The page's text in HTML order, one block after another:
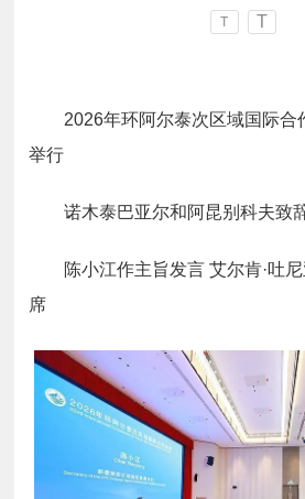
T T
2026年环阿尔泰次区域国际合
举行
诺木泰巴亚尔和阿昆别科夫致
陈小江作主旨发言 艾尔肯·吐
席